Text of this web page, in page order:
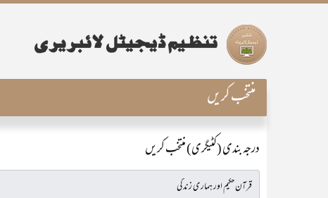
منتخب کریں
درجہ بندی (کٹیگری) منتخب کریں